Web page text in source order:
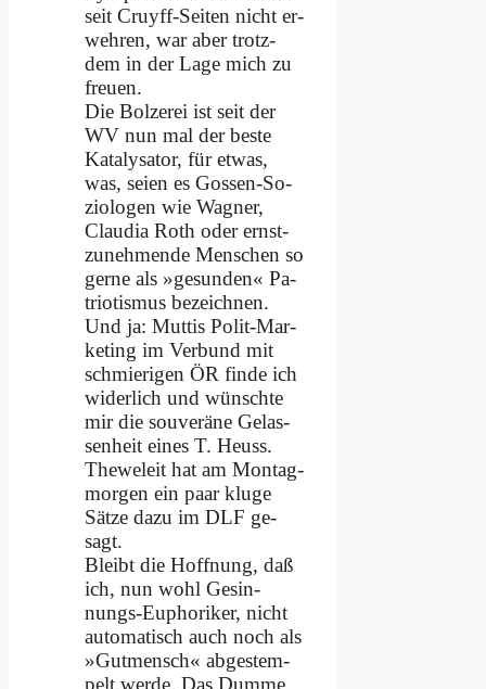
seit Cruyff-Sei­ten nicht er­
weh­ren, war aber trotz­
dem in der La­ge mich zu
freu­en.
Die Bol­ze­rei ist seit der
WV nun mal der be­ste
Ka­ta­ly­sa­tor, für et­was,
was, sei­en es Gos­sen-So­
zio­lo­gen wie Wag­ner,
Clau­dia Roth oder ernst­
zu­neh­men­de Men­schen so
ger­ne als »ge­sun­den« Pa­
trio­tis­mus be­zeich­nen.
Und ja: Mut­tis Po­lit-Mar­
ke­ting im Ver­bund mit
schmie­ri­gen ÖR fin­de ich
wi­der­lich und wünsch­te
mir die sou­ve­rä­ne Ge­las­
sen­heit ei­nes T. Heuss.
The­we­leit hat am Mon­tag­
mor­gen ein paar klu­ge
Sät­ze da­zu im DLF ge­
sagt.
Bleibt die Hoff­nung, daß
ich, nun wohl Ge­sin­
nungs-Eu­pho­ri­ker, nicht
au­to­ma­tisch auch noch als
»Gut­mensch« ab­ge­stem­